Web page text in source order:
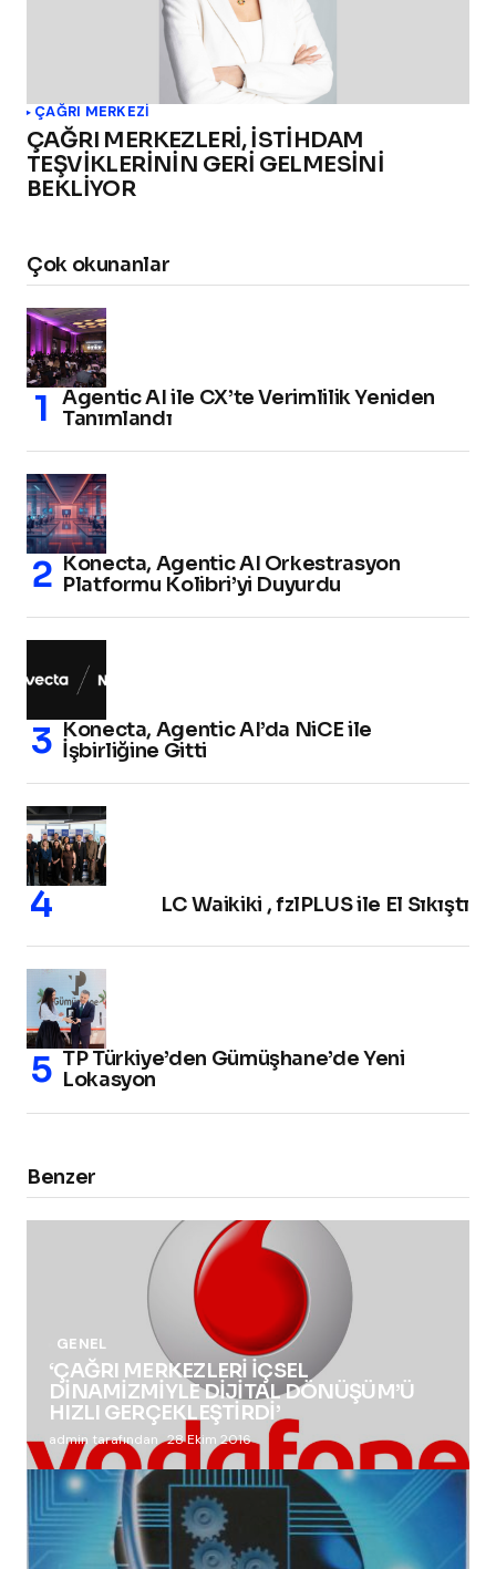
ÇAĞRI MERKEZI
ÇAĞRI MERKEZLERİ, İSTİHDAM
TEŞVİKLERİNİN GERİ GELMESİNİ
BEKLİYOR
Çok okunanlar
Agentic AI ile CX’te Verimlilik Yeniden
Tanımlandı
Konecta, Agentic AI Orkestrasyon
Platformu Kolibri’yi Duyurdu
Konecta, Agentic AI’da NiCE ile
İşbirliğine Gitti
LC Waikiki , fzlPLUS ile El Sıkıştı
TP Türkiye’den Gümüşhane’de Yeni
Lokasyon
Benzer
GENEL
‘ÇAĞRI MERKEZLERİ İÇSEL
DİNAMİZMİYLE DİJİTAL DÖNÜŞÜM’Ü
HIZLI GERÇEKLEŞTİRDİ’
admin tarafından 28 Ekim 2016